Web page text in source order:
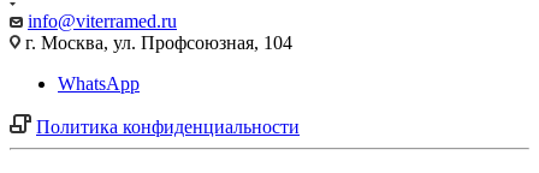
info@viterramed.ru
г. Москва, ул. Профсоюзная, 104
WhatsApp
Политика конфиденциальности